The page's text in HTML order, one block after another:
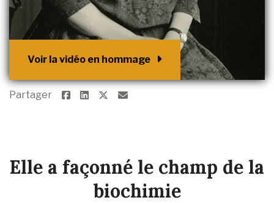
Voir la vidéo en hommage
Partager
Elle a façonné le champ de la
biochimie